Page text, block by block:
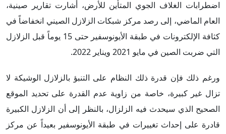
اضطرابات الغلاف الجوي المتأين للأرض، أشارت تقارير صينية،
العام الماضي، إلى رصد مركز شبكات الزلازل الصيني انخفاضاً في
كثافة الإلكترونات في طبقة الأيونوسفير حتى 15 يوماً قبل الزلازل
التي ضربت الصين في مايو 2021 ويناير 2022.
ورغم ذلك فإن قدرة ذلك النظام على التنبؤ بالزلازل الوشيكة لا
تزال غير كبيرة، خاصة من زاوية عدم القدرة على تحديد الموقع
الصحيح الذي سيحدث فيه الزلزال، بالنظر إلى أن الزلازل الكبيرة
قادرة على إحداث تغييرات في طبقة الأيونوسفير بعيداً عن مركز